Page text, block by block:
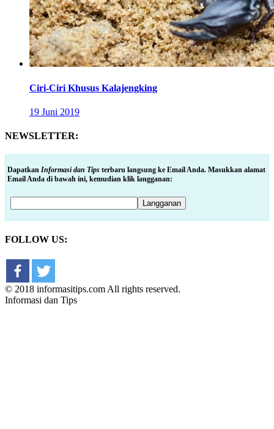
Ciri-Ciri Khusus Kalajengking
19 Juni 2019
NEWSLETTER:
Dapatkan Informasi dan Tips terbaru langsung ke Email Anda. Masukkan alamat
Email Anda di bawah ini, kemudian klik langganan:
FOLLOW US:
© 2018 informasitips.com All rights reserved.
Informasi dan Tips